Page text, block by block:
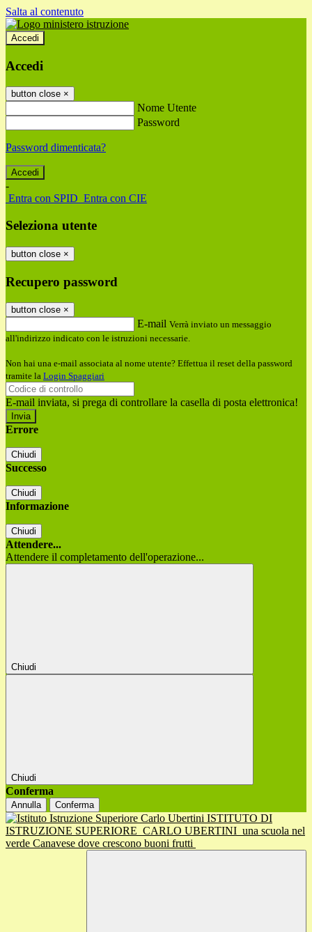
Salta al contenuto
Accedi
Accedi
button close ×
Nome Utente
Password
Password dimenticata?
-
Entra con SPID Entra con CIE
Seleziona utente
button close ×
Recupero password
button close ×
E-mail Verrà inviato un messaggio
all'indirizzo indicato con le istruzioni necessarie.
Non hai una e-mail associata al nome utente? Effettua il reset della password
tramite la Login Spaggiari
E-mail inviata, si prega di controllare la casella di posta elettronica!
Errore
Chiudi
Successo
Chiudi
Informazione
Chiudi
Attendere...
Attendere il completamento dell'operazione...
Chiudi
Chiudi
Conferma
Annulla Conferma
ISTITUTO DI
ISTRUZIONE SUPERIORE CARLO UBERTINI una scuola nel
verde Canavese dove crescono buoni frutti